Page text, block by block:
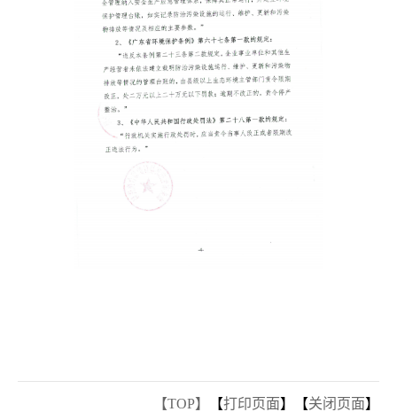
【TOP】 【打印页面】【关闭页面】